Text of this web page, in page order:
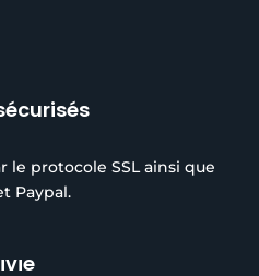
le protocole SSL ainsi que
Paypal.